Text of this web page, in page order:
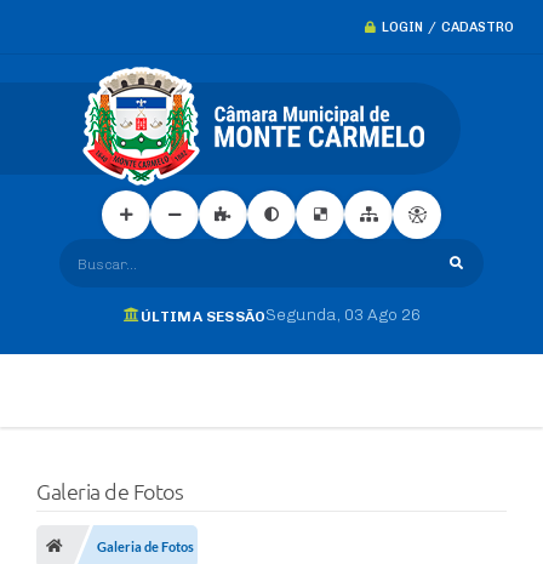
LOGIN / CADASTRO
Buscar...
ÚLTIMA SESSÃOSegunda 03 Ago 26
Galeria de Fotos
Galeria de Fotos